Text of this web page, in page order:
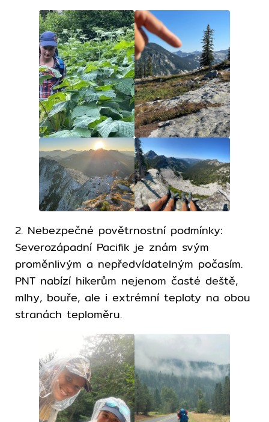
2. Nebezpečné povětrnostní podmínky:
Severozápadní Pacifik je znám svým
proměnlivým a nepředvídatelným počasím.
PNT nabízí hikerům nejenom časté deště,
mlhy, bouře, ale i extrémní teploty na obou
stranách teploměru.